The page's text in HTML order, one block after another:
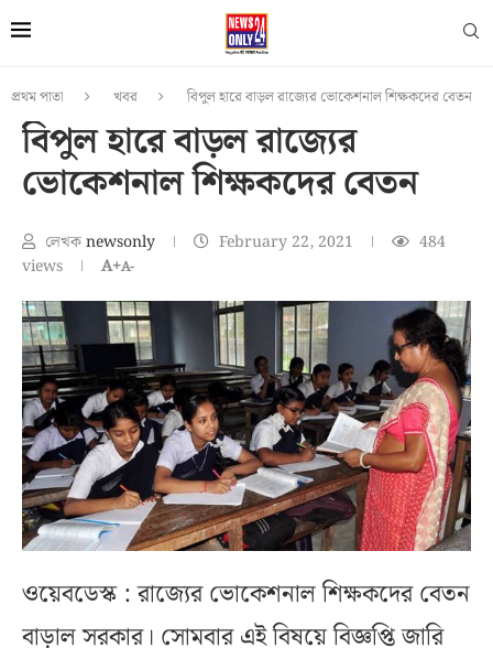
প্রথম পাতা খবর বিপুল হারে বাড়ল রাজ্যের ভোকেশনাল শিক্ষকদের বেতন
বিপুল হারে বাড়ল রাজ্যের
ভোকেশনাল শিক্ষকদের বেতন
লেখকnewsonly February 22, 2021
484
views
A+A-
ওয়েবডেস্ক : রাজ্যের ভোকেশনাল শিক্ষকদের বেতন
বাড়াল সরকার। সোমবার এই বিষয়ে বিজ্ঞপ্তি জারি